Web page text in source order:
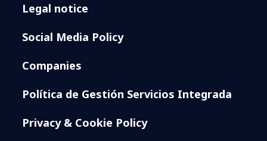
Legal notice
Social Media Policy
Companies
Política de Gestión Servicios Integrada
Privacy & Cookie Policy